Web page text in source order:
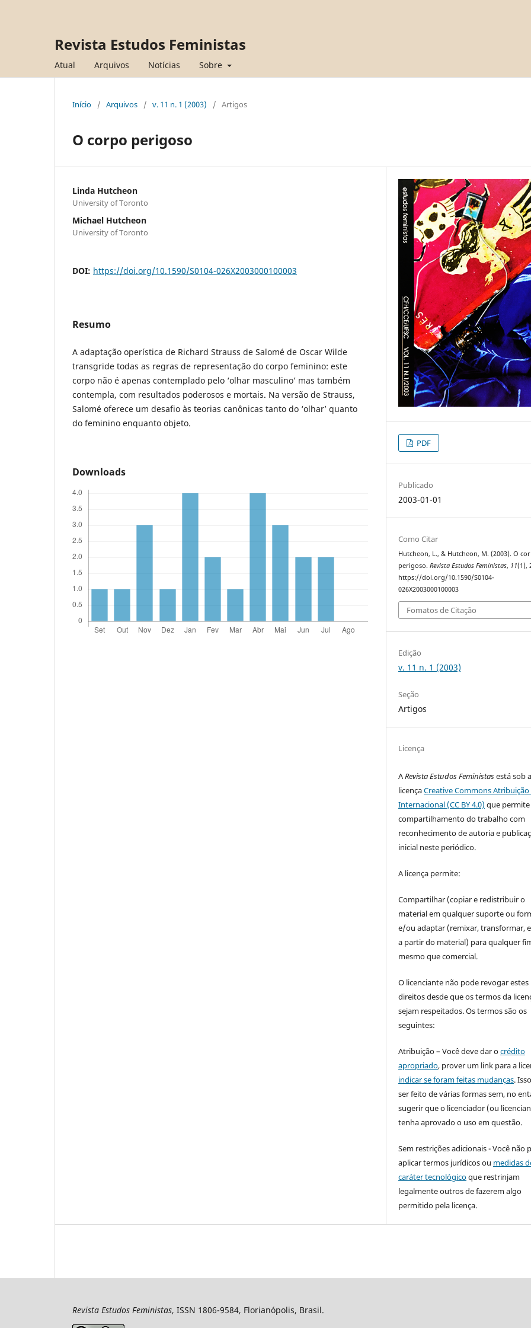
Revista Estudos Feministas
Atual Arquivos Notícias Sobre
Início / Arquivos / v. 11 n. 1 (2003) / Artigos
O corpo perigoso
Linda Hutcheon
University of Toronto
Michael Hutcheon
University of Toronto
DOI: https://doi.org/10.1590/S0104-026X2003000100003
Resumo
A adaptação operística de Richard Strauss de Salomé de Oscar Wilde
transgride todas as regras de representação do corpo feminino: este
corpo não é apenas contemplado pelo ‘olhar masculino’ mas também
contempla, com resultados poderosos e mortais. Na versão de Strauss,
Salomé oferece um desafio às teorias canônicas tanto do ‘olhar’ quanto
do feminino enquanto objeto.
Downloads
PDF
Publicado
2003-01-01
Como Citar
Hutcheon, L., & Hutcheon, M. (2003). O
perigoso.Revista Estudos Feministas, 11(1),
https://doi.org/10.1590/S0104-
026X2003000100003
Fomatos de Citação
Edição
v. 11 n. 1 (2003)
Seção
Artigos
Licença
ARevista Estudos Feministasestá sob a
licençaCreative Commons Atribuição
Internacional (CC BY 4.0) que
compartilhamento do trabalho com
reconhecimento de autoria e
inicial neste periódico.
A licença permite:
Compartilhar (copiar e redistribuir o
material em qualquer suporte ou
e/ou adaptar (remixar, transformar,
a partir do material) para qualquer
mesmo que comercial.
O licenciante não pode revogar estes
direitos desde que os termos da
sejam respeitados. Os termos são os
seguintes:
Atribuição – Você deve dar ocrédito
apropriado, prover um link para a
indicar se foram feitas mudanças.
ser feito de várias formas sem, no
sugerir que o licenciador (ou
tenha aprovado o uso em questão.
Sem restrições adicionais - Você não
aplicar termos jurídicos ou medidas
caráter tecnológicoque restrinjam
legalmente outros de fazerem algo
permitido pela licença.
Revista Estudos Feministas, ISSN 1806-9584, Florianópolis, Brasil.